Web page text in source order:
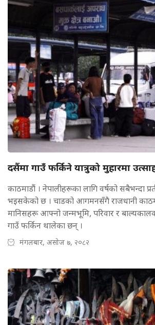
दसैंमा गाउँ फर्किने यात्रुको मुहारमा
काठमाडौं । नेपालीहरूका लागि वर्षको सबैभन्दा
भइसकेको छ । चाडको आगमनसँगै राजधानी
मानिसहरू आफ्नो जन्मभूमि, परिवार र
गाउँ फर्किन थालेका छन् ।
मंगलबार, असोज ७, २०८२